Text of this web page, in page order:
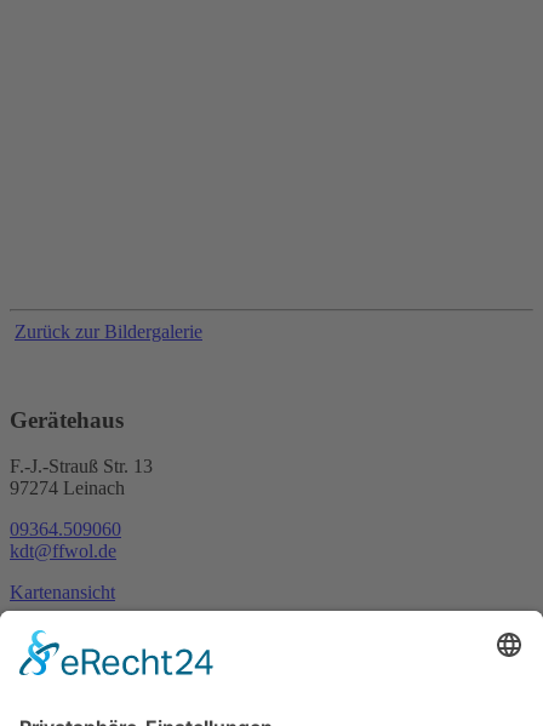
Zurück zur Bildergalerie
Gerätehaus
F.-J.-Strauß Str. 13
97274 Leinach
09364.509060
kdt@ffwol.de
Kartenansicht
Im Notfall